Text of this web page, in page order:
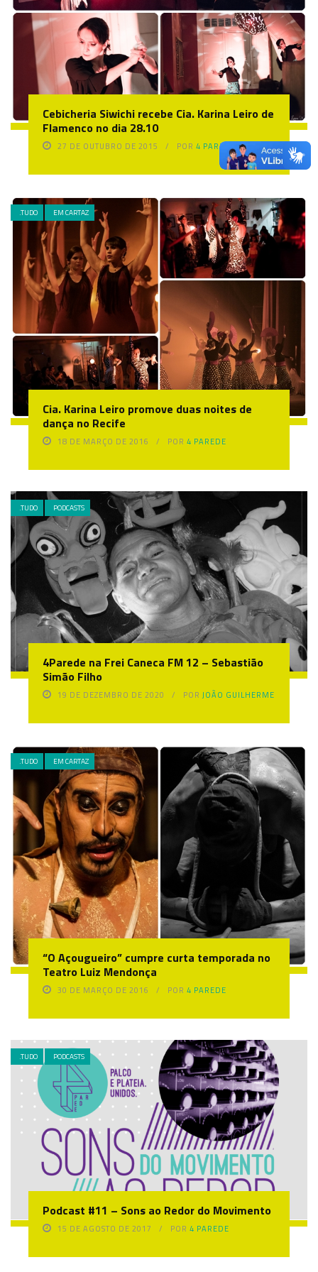
Cebicheria Siwichi recebe Cia. Karina Leiro de
Flamenco no dia 28.10
27 DE OUTUBRO DE 2015 POR4 PAREDE
.TUDO EM CARTAZ
Cia. Karina Leiro promove duas noites de
dança no Recife
18 DE MARÇO DE 2016 POR4 PAREDE
.TUDO PODCASTS
4Parede na Frei Caneca FM 12 – Sebastião
Simão Filho
19 DE DEZEMBRO DE 2020 POR JOÃO GUILHERME
.TUDO EM CARTAZ
“O Açougueiro” cumpre curta temporada no
Teatro Luiz Mendonça
30 DE MARÇO DE 2016 POR4 PAREDE
.TUDO PODCASTS
Podcast #11 – Sons ao Redor do Movimento
15 DE AGOSTO DE 2017 POR4 PAREDE